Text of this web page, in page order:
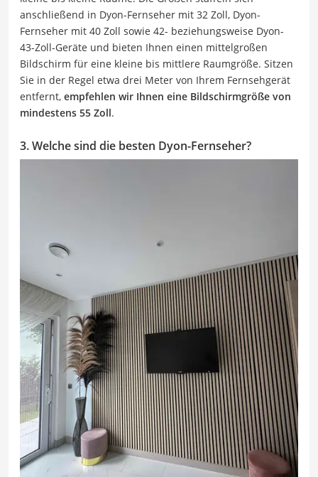
anschließend in Dyon-Fernseher mit 32 Zoll, Dyon-
Fernseher mit 40 Zoll sowie 42- beziehungsweise Dyon-
43-Zoll-Geräte und bieten Ihnen einen mittelgroßen
Bildschirm für eine kleine bis mittlere Raumgröße. Sitzen
Sie in der Regel etwa drei Meter von Ihrem Fernsehgerät
entfernt, empfehlen wir Ihnen eine Bildschirmgröße von
mindestens 55 Zoll.
3. Welche sind die besten Dyon-Fernseher?